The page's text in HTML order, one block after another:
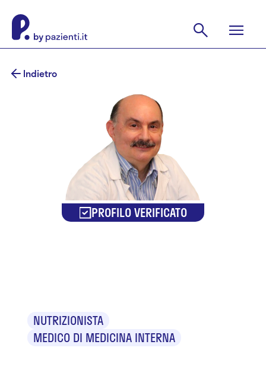
Indietro
PROFILO VERIFICATO
NUTRIZIONISTA
MEDICO DI MEDICINA INTERNA